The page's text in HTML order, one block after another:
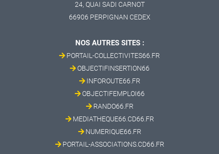
24, QUAI SADI CARNOT
66906 PERPIGNAN CEDEX
NOS AUTRES SITES :
PORTAIL-COLLECTIVITES66.FR
OBJECTIFINSERTION66
INFOROUTE66.FR
OBJECTIFEMPLOI66
RANDO66.FR
MEDIATHEQUE66.CD66.FR
NUMERIQUE66.FR
PORTAIL-ASSOCIATIONS.CD66.FR